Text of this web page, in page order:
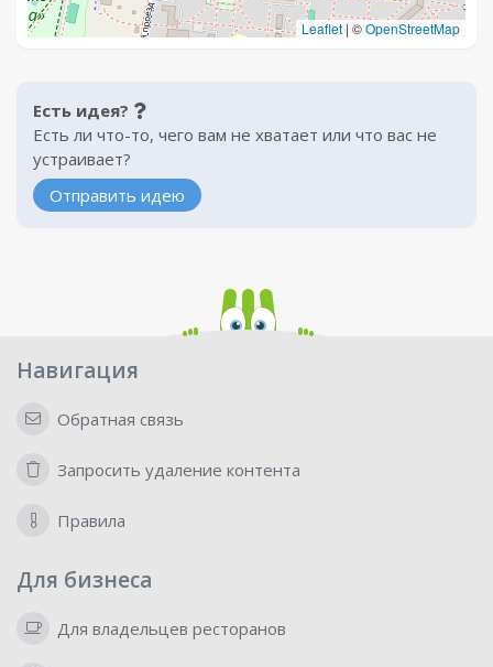
Leaflet | ©OpenStreetMap
Есть идея?
Есть ли что-то, чего вам не хватает или что вас не
устраивает?
Отправить идею
Навигация
Обратная связь
Запросить удаление контента
Правила
Для бизнеса
Для владельцев ресторанов